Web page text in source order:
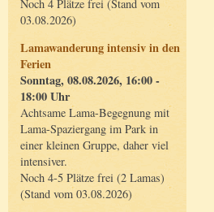
Noch 4 Plätze frei (Stand vom
03.08.2026)
Lamawanderung intensiv in den
Ferien
Sonntag, 08.08.2026, 16:00 -
18:00 Uhr
Achtsame Lama-Begegnung mit
Lama-Spaziergang im Park in
einer kleinen Gruppe, daher viel
intensiver.
Noch 4-5 Plätze frei (2 Lamas)
(Stand vom 03.08.2026)